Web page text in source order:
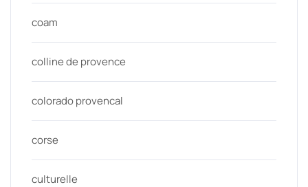
coam
colline de provence
colorado provencal
corse
culturelle